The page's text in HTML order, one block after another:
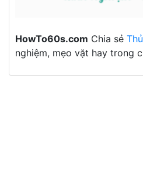
HowTo60s.com Chia sẻ
nghiệm, mẹo vặt hay trong